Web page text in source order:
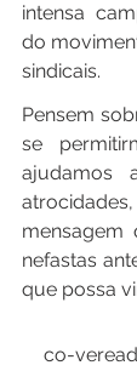
intensa
do
sindicais.
Pensem
se
ajudamos
mensagem
nefastas
que possa
co-